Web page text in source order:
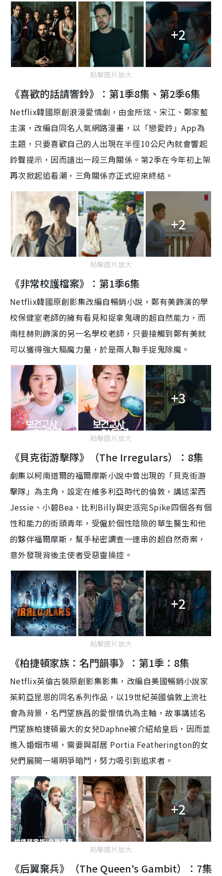
+2
點擊圖片放大
《喜歡的話請響鈴》：第1季8集、第2季6集
Netflix韓國原創浪漫愛情劇，由金所炫、宋江、鄭家藍
主演，改編自同名人氣網路漫畫，以「戀愛鈴」App為
主題，只要喜歡自己的人出現在半徑10公尺內就會響起
鈴聲提示，因而譜出一段三角關係 。 第2季在今年初上架
再次掀起追看潮， 三角關係亦正式迎來終結。
+2
點擊圖片放大
《非常校護檔案》：第1季6集
Netflix韓國原創影集改編自暢銷小說， 鄭有美飾演的學
校保健室老師的擁有看見和捉拿鬼魂的超自然能力，而
南柱赫則飾演的另一名學校老師，只要接觸到鄭有美就
可以獲得強大驅魔力量，於是兩人聯手捉鬼除魔 。
+3
點擊圖片放大
《貝克街游擊隊》（The Irregulars）：8集
劇集以柯南道爾的福爾摩斯小說中曾出現的「貝克街游
擊隊」為主角， 設定在維多利亞時代的倫敦，講述潔西
Jessie 、小碧Bea 、比利Billy與史派完Spike四個各有個
性和能力的街頭青年，受僱於個性陰險的華生醫生和他
的夥伴福爾摩斯，幫手秘密調查一連串的超自然奇案，
意外發現背後主使者受惡靈操控 。
+2
點擊圖片放大
《柏捷頓家族：名門韻事》：第1季：8集
Netflix英倫古裝原創影集影集，改編自美國暢銷小說家
茱莉亞昆恩的同名系列作品，以19世紀英國倫敦上流社
會為背景，名門望族昌的愛恨情仇為主軸，故事講述名
門望族柏捷頓最大的女兒Daphne被介紹給皇后，因而並
進入婚姻市場，需要與鄰居 Portia Featherington的女
兒們展開一場明爭暗鬥，努力吸引到追求者。
+2
點擊圖片放大
《后翼棄兵》（The Queen's Gambit）：7集